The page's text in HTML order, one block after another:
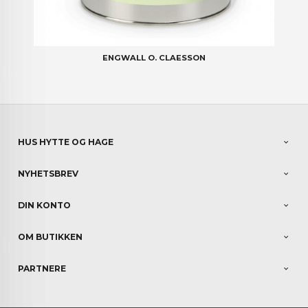
ENGWALL O. CLAESSON
HUS HYTTE OG HAGE
NYHETSBREV
DIN KONTO
OM BUTIKKEN
PARTNERE